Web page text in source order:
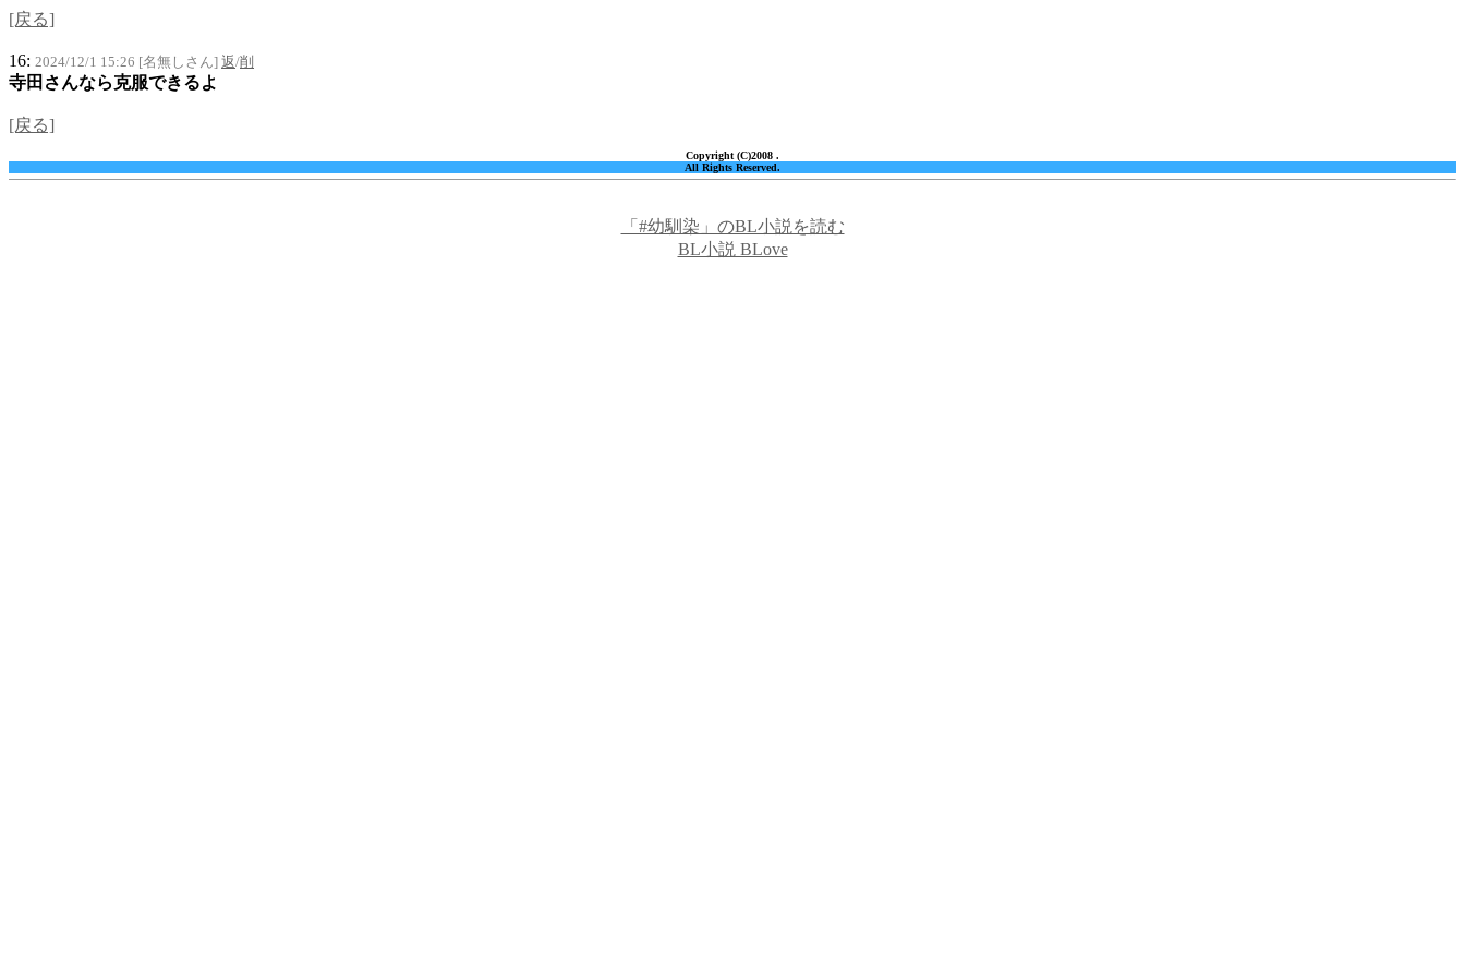
[戻る]
16: 2024/12/1 15:26 [名無しさん] 返/削
寺田さんなら克服できるよ
[戻る]
Copyright (C)2008 .
All Rights Reserved.
「#幼馴染」のBL小説を読む
BL小説 BLove